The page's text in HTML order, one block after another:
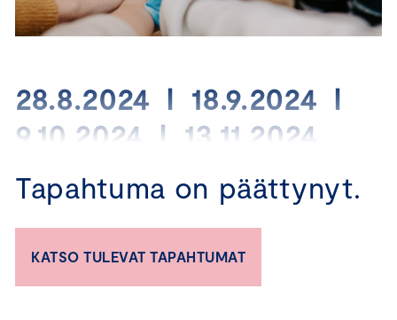
28.8.2024 I 18.9.2024 I
9.10.2024 I 13.11.2024
Vastuullisuus vahvistaa
menestyvän yrityksen
strategiaa
Tapahtuma on päättynyt.
KATSO TULEVAT TAPAHTUMAT